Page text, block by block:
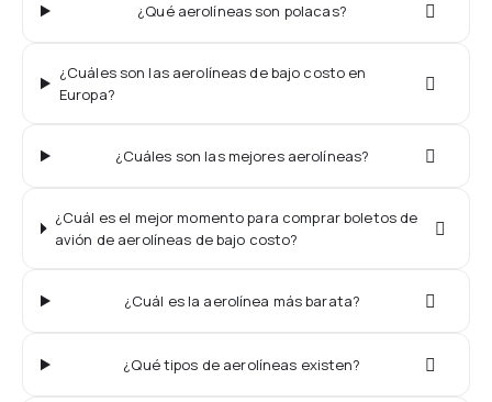
¿Qué aerolíneas son polacas?
¿Cuáles son las aerolíneas de bajo costo en
Europa?
¿Cuáles son las mejores aerolíneas?
¿Cuál es el mejor momento para comprar boletos de
avión de aerolíneas de bajo costo?
¿Cuál es la aerolínea más barata?
¿Qué tipos de aerolíneas existen?